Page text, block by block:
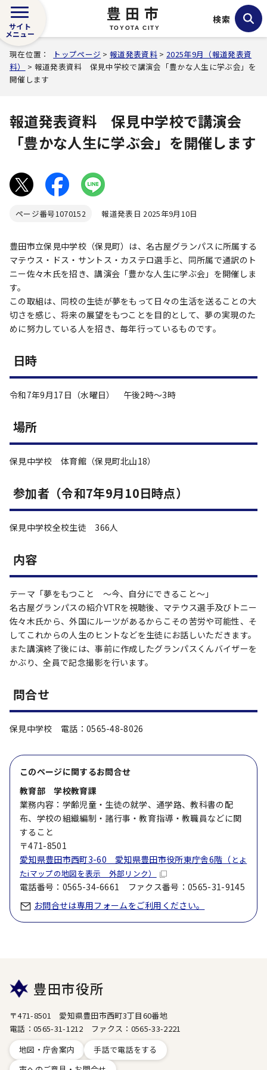
豊田市
TOYOTA CITY
サイト
メニュー
検索
現在位置： トップページ >報道発表資料 >2025年9月（報道発表資
料）
> 報道発表資料 保見中学校で講演会「豊かな人生に学ぶ会」を
開催します
報道発表資料 保見中学校で講演会
「豊かな人生に学ぶ会」を開催します
ページ番号1070152 報道発表日 2025年9月10日
豊田市立保見中学校（保見町）は、名古屋グランパスに所属する
マテウス・ドス・サントス・カステロ選手と、同所属で通訳のト
ニー佐々木氏を招き、講演会「豊かな人生に学ぶ会」を開催しま
す。
この取組は、同校の生徒が夢をもって日々の生活を送ることの大
切さを感じ、将来の展望をもつことを目的として、夢の実現のた
めに努力している人を招き、毎年行っているものです。
日時
令和7年9月17日（水曜日） 午後2時～3時
場所
保見中学校 体育館（保見町北山18）
参加者（令和7年9月10日時点）
保見中学校全校生徒 366人
内容
テーマ「夢をもつこと ～今、自分にできること～」
名古屋グランパスの紹介VTRを視聴後、マテウス選手及びトニー
佐々木氏から、外国にルーツがあるからこその苦労や可能性、そ
してこれからの人生のヒントなどを生徒にお話しいただきます。
また講演終了後には、事前に作成したグランパスくんバイザーを
かぶり、全員で記念撮影を行います。
問合せ
保見中学校 電話：0565-48-8026
このページに関するお問合せ
教育部 学校教育課
業務内容：学齢児童・生徒の就学、通学路、教科書の配
布、学校の組織編制・諸行事・教育指導・教職員などに関
すること
〒471-8501
愛知県豊田市西町3-60 愛知県豊田市役所東庁舎6階（ とよ
たiマップの地図を表示 外部リンク）
電話番号：0565-34-6661 ファクス番号：0565-31-9145
お問合せは専用フォームをご利用ください。
豊田市役所
〒471-8501 愛知県豊田市西町3丁目60番地
電話：0565-31-1212 ファクス：0565-33-2221
地図・庁舎案内
手話で電話をする